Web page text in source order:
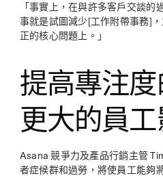
「事實上，在與許多客戶交談
事就是試圖減少[工作附帶事務]
正的核心問題上。」
提高專注度
更大的員
Asana 競爭力及產品行銷主管
者症候群和過勞，將使員工能夠